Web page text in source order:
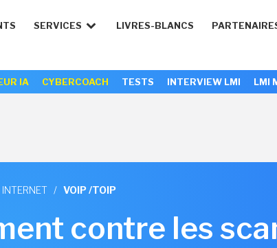
SERVICES LIVRES-BLANCS
IA CYBERCOACH TESTS INTERVIEW LMI LMI
INTERNET / VOIP /TOIP
contre les